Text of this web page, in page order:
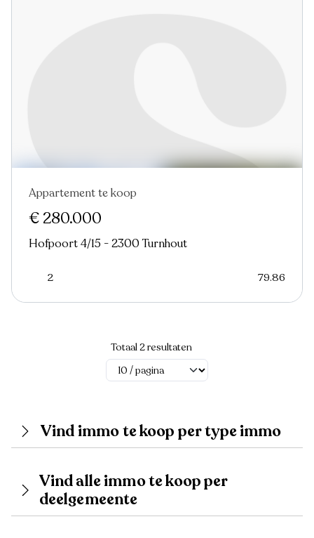
Nieuw
Appartement te koop
€ 280.000
Hofpoort 4/15 - 2300 Turnhout
2 79.86
Totaal 2 resultaten
Vind immo te koop per type immo
Vind alle immo te koop per
deelgemeente